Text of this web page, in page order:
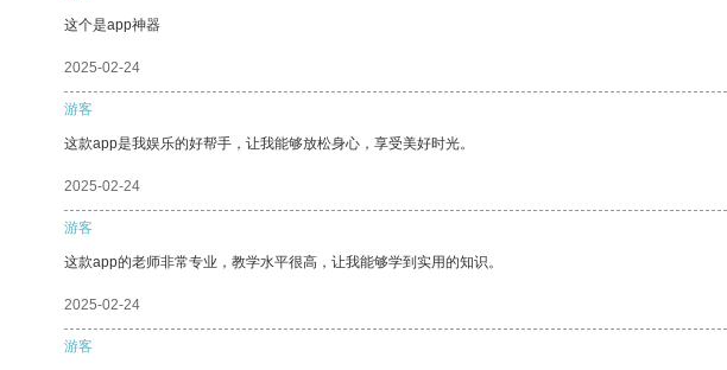
这个是app神器
2025-02-24
游客
这款app是我娱乐的好帮手，让我能够放松身心，享受美好时光。
2025-02-24
游客
这款app的老师非常专业，教学水平很高，让我能够学到实用的知识。
2025-02-24
游客